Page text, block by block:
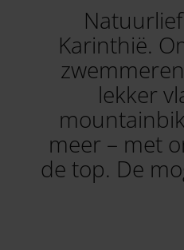
Karinthië.
lekker
meer – met
de top. De